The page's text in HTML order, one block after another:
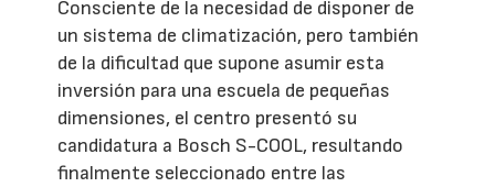
Consciente de la necesidad de disponer de
un sistema de climatización, pero también
de la dificultad que supone asumir esta
inversión para una escuela de pequeñas
dimensiones, el centro presentó su
candidatura a Bosch S-COOL, resultando
finalmente seleccionado entre las